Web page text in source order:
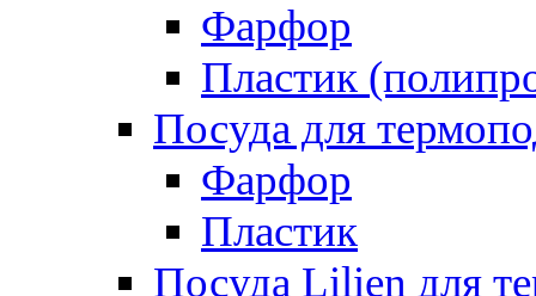
Фарфор
Пластик
Посуда для
Фарфор
Пластик
Посуда Lilien для